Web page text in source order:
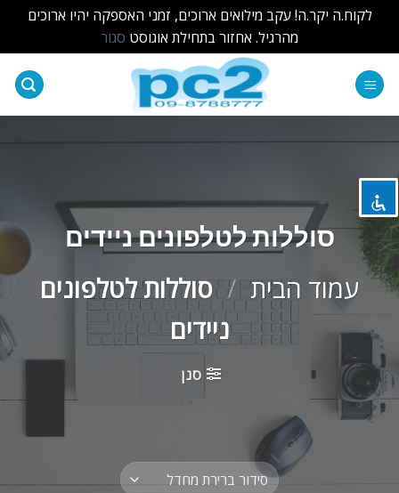
visibility_off השבת את ההבזקים
zoom_out זום (הקטנה)
zoom_in זום (הגדלה)
remove_circle_outline הקטנת גופן
הגדלת גופן
גופן קריא
brightness_high ניגודיות בהירה
ניגודיות כהה
הוסף קו תחתון לקישורים
לקוח.ה יקר.ה! עקב מילואים ארוכים, זמני האספקה יהיו ארוכים
מהרגיל. אחזור בתחילת אוגוסט סגור
סוללות לטלפונים ניידים
עמוד הבית / סוללות לטלפונים
ניידים
סנן